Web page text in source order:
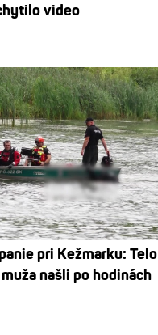
video
pri Kežmarku: Telo
našli po hodinách